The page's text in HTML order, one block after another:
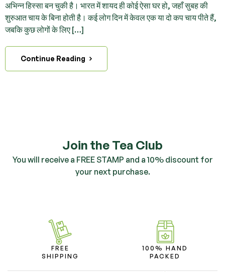
अभिन्न हिस्सा बन चुकी है। भारत में शायद ही कोई ऐसा घर हो, जहाँ सुबह की
शुरुआत चाय के बिना होती है। कई लोग दिन में केवल एक या दो कप चाय पीते हैं,
जबकि कुछ लोगों के लिए […]
Continue Reading
Join the Tea Club
You will receive a FREE STAMP and a 10% discount for
your next purchase.
FREE
SHIPPING
100% HAND
PACKED